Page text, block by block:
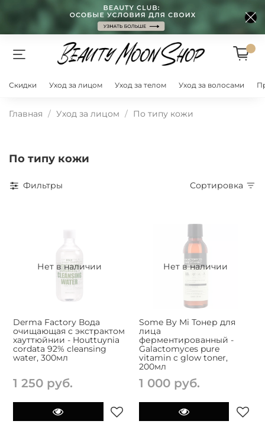
Скидки Уход за лицом Уход за телом Уход за волосами
Главная Уход за лицом По типу кожи
По типу кожи
Фильтры Сортировка
Нет в наличии
Derma Factory Вода
очищающая с экстрактом
хауттюйнии - Houttuynia
cordata 92% cleansing
water, 300мл
1 250 руб.
Нет в наличии
Some By Mi Тонер для
лица
ферментированный -
Galactomyces pure
vitamin c glow toner,
200мл
1 000 руб.